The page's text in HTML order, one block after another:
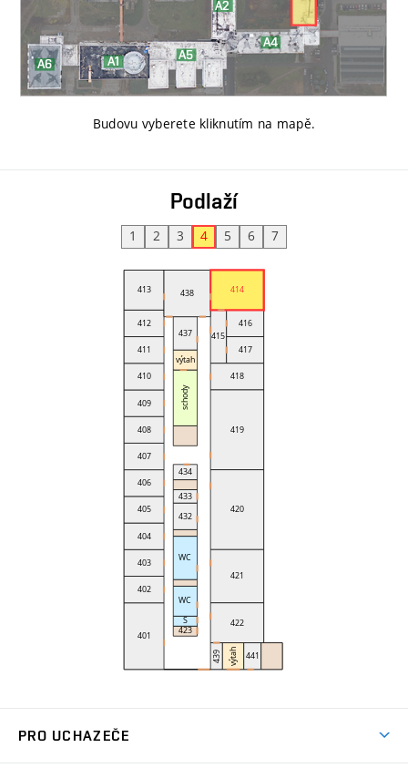
Budovu vyberete kliknutím na mapě.
Podlaží
1 2 3 4 5 6 7
PRO UCHAZEČE